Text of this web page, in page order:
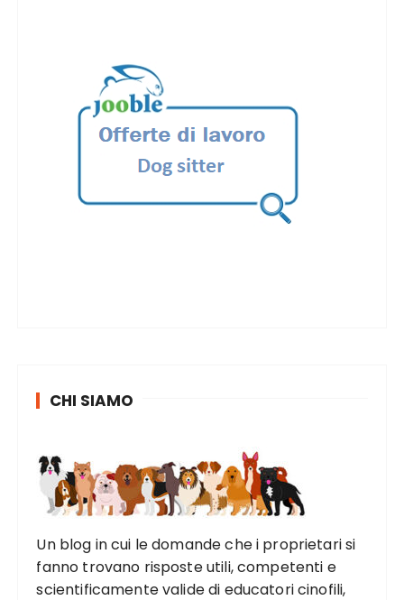
CHI SIAMO
Un blog in cui le domande che i proprietari si
fanno trovano risposte utili, competenti e
scientificamente valide di educatori cinofili,